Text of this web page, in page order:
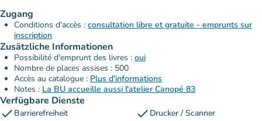
Zugang
Conditions d'accès : consultation libre et gratuite - emprunts sur
inscription
Zusätzliche Informationen
Possibilité d'emprunt des livres : oui
Nombre de places assises : 500
Accès au catalogue : Plus d'informations
Notes : La BU accueille aussi l'atelier Canopé 83
Verfügbare Dienste
check Barrierefreiheit check Drucker / Scanner